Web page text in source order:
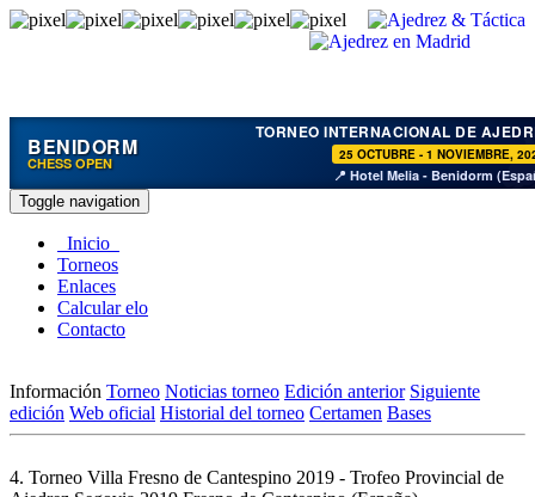
BENIDORM
CHESS OPEN
TORNEO INTERNACIONAL DE
25 OCTUBRE - 1 NOVIEMBRE,
📍 Hotel Melia - Benidorm
Toggle navigation
Inicio
Torneos
Enlaces
Calcular elo
Contacto
Información Torneo Noticias torneo Edición anterior Siguiente
edición Web oficial Historial del torneo Certamen Bases
4. Torneo Villa Fresno de Cantespino 2019 - Trofeo Provincial de